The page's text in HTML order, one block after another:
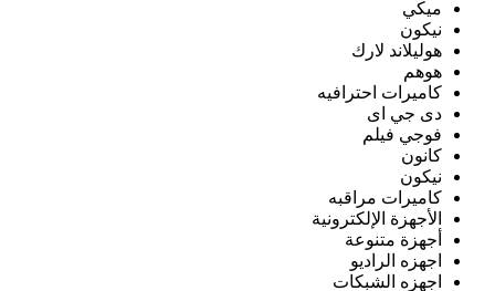
ميكي
نيكون
هوليلاند لارك
هوهم
كاميرات احترافيه
دى جي اى
فوجي فيلم
كانون
نيكون
كاميرات مراقبه
الأجهزة الإلكترونية
أجهزة متنوعة
اجهزه الراديو
اجهزه الشبكات